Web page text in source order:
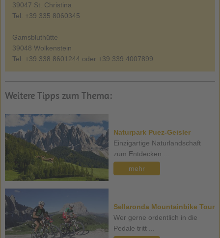
39047 St. Christina
Tel: +39 335 8060345
Gamsbluthütte
39048 Wolkenstein
Tel: +39 338 8601244 oder +39 339 4007899
Weitere Tipps zum Thema:
Naturpark Puez-Geisler
Einzigartige Naturlandschaft
zum Entdecken ...
mehr
Sellaronda Mountainbike Tour
Wer gerne ordentlich in die
Pedale tritt ...